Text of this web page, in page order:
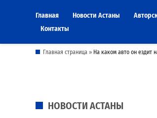
Главная Новости Астаны
Контакты
Главная страница » На каком авто он ездит
POSTED
НОВОСТИ АСТАНЫ